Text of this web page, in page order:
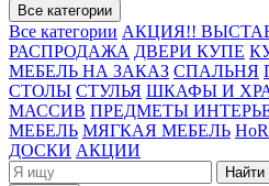
Все категории
Все категории АКЦИЯ!!
РАСПРОДАЖА ДВЕРИ КУПЕ
МЕБЕЛЬ НА ЗАКАЗ СПАЛЬНЯ
СТОЛЫ СТУЛЬЯ ШКАФЫ И
МАССИВ ПРЕДМЕТЫ
МЕБЕЛЬ МЯГКАЯ МЕБЕЛЬ
ДОСКИ АКЦИИ
Найти